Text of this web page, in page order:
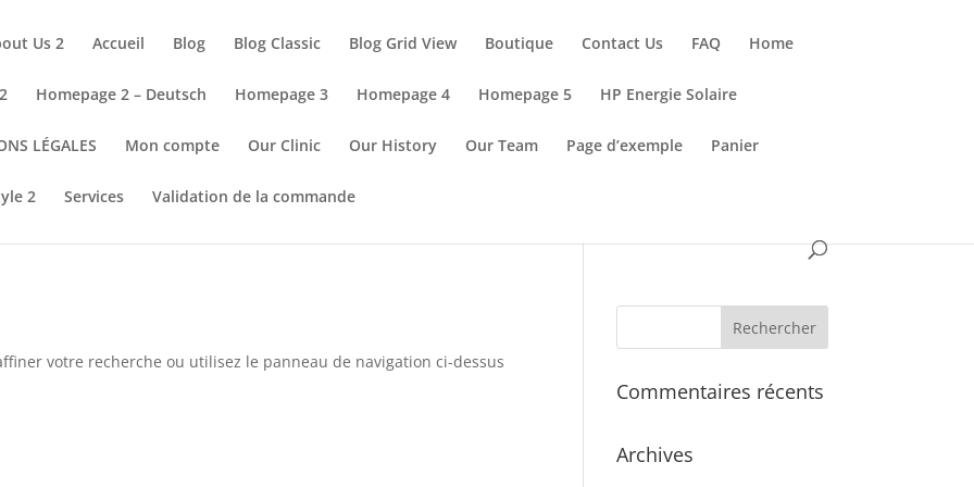
Us 2 Accueil Blog Blog Classic Blog Grid View Boutique Contact Us FAQ Home
Homepage 2 – Deutsch Homepage 3 Homepage 4 Homepage 5 HP Energie Solaire
LÉGALES Mon compte Our Clinic Our History Our Team Page d’exemple Panier
2 Services Validation de la commande
votre recherche ou utilisez le panneau de navigation ci-dessus
Commentaires récents
Archives